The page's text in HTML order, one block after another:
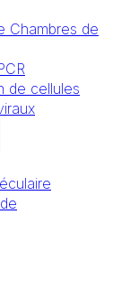
Chambres de
de cellules